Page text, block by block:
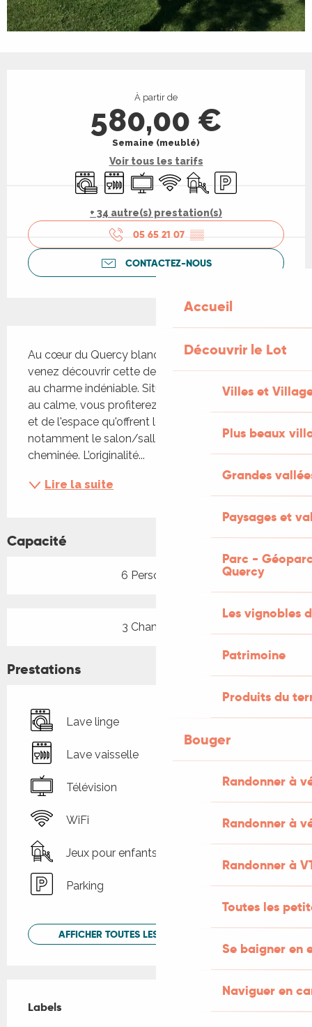
Accueil
Découvrir le Lot
Villes et
Plus beaux
Grandes
Paysages et
Parc -
Quercy
Les vignobles
Patrimoine
Produits du
Bouger
Randonner à
Randonner à
Randonner à
Toutes les
Se baigner en
Naviguer en
À partir de
580,00 €
Semaine (meublé)
Voir tous les tarifs
Lave lingeLave vaisselle
Télévision
WiFi Jeux pour enfants /
Parking
+ 34 autre(s) prestation(s)
05 65 21 07 ▒▒
CONTACTEZ-NOUS
Au cœur du Quercy blanc et à 15km de Cahors,
venez découvrir cette demeure en pierres de 1776
au charme indéniable. Située en pleine campagne,
au calme, vous profiterez de ses trois chambres
et de l'espace qu'offrent les pièces à vivre,
notamment le salon/salle à manger avec
cheminée. L’originalité...
Lire la suite
Capacité
6 Personne(s)
3 Chambre(s)
Prestations
Lave linge
Lave vaisselle
Télévision
WiFi
Jeux pour enfants / Espace jeux
Parking
AFFICHER TOUTES LES PRESTATIONS
Labels
Labels